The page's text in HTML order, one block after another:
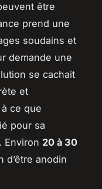
être
prend une
soudains et
demande une
se cachait
et
ce que
pour sa
Environ 20 à 30
d’être anodin